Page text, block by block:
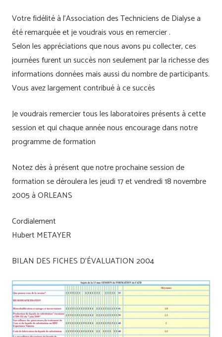
Votre fidélité à l’Association des Techniciens de Dialyse a
été remarquée et je voudrais vous en remercier .
Selon les appréciations que nous avons pu collecter, ces
journées furent un succès non seulement par la richesse des
informations données mais aussi du nombre de participants.
Vous avez largement contribué à ce succès
Je voudrais remercier tous les laboratoires présents à cette
session et qui chaque année nous encourage dans notre
programme de formation
Notez dès à présent que notre prochaine session de
formation se déroulera les jeudi 17 et vendredi 18 novembre
2005 à ORLEANS
Cordialement
Hubert METAYER
BILAN DES FICHES D’ÉVALUATION 2004